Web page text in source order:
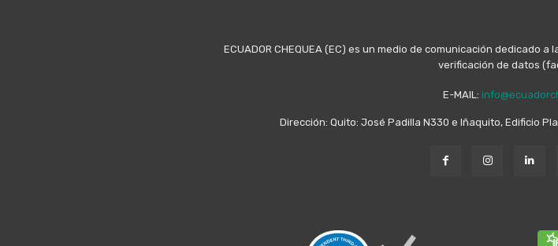
ECUADOR CHEQUEA (EC) es un medio de comunicación dedicado
verificación de datos
E-MAIL:
Dirección: Quito: José Padilla N330 e Iñaquito, Edificio